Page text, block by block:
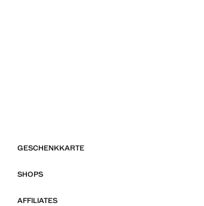
GESCHENKKARTE
SHOPS
AFFILIATES